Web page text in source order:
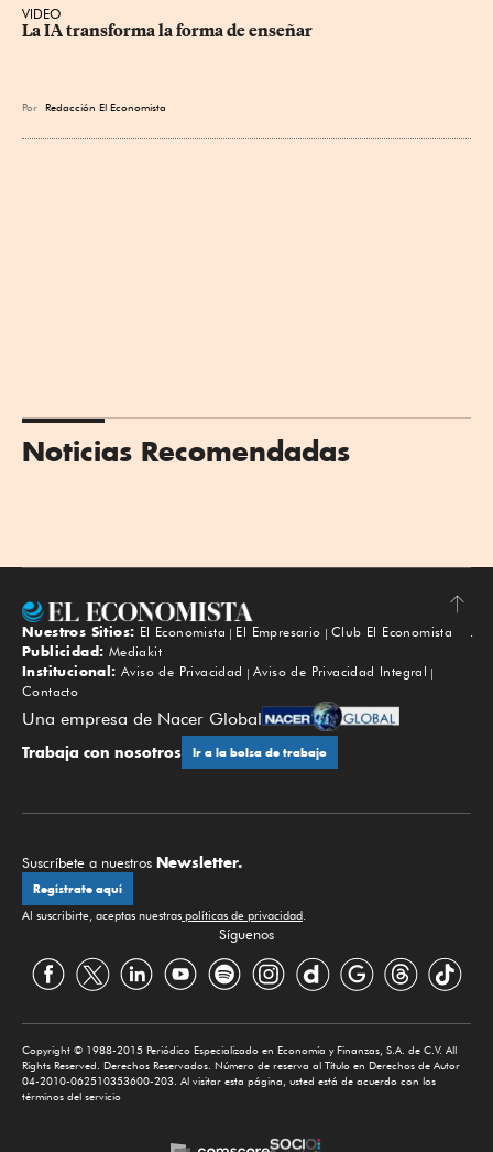
VIDEO
La IA transforma la forma de enseñar
Por Redacción El Economista
Noticias Recomendadas
Subir
Nuestros Sitios: El Economista El Empresario
Club El Economista
Publicidad: Mediakit
Institucional: Aviso de Privacidad
Aviso de Privacidad Integral
Contacto
Una empresa de Nacer Global
Trabaja con nosotros Ir a la bolsa de trabajo
Suscríbete a nuestros Newsletter.
Regístrate aquí
Al suscribirte, aceptas nuestras políticas de privacidad.
Síguenos
Copyright © 1988-2015 Periódico Especializado en Economía y Finanzas, S.A. de C.V. All
Rights Reserved. Derechos Reservados. Número de reserva al Título en Derechos de Autor
04-2010-062510353600-203. Al visitar esta página, usted está de acuerdo con los
términos del servicio